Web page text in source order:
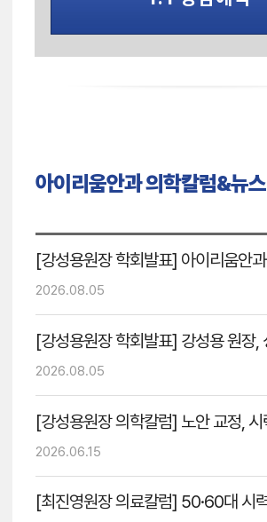
아이리움안과 의학칼럼&뉴스
2026.08.05
2026.08.05
2026.06.15